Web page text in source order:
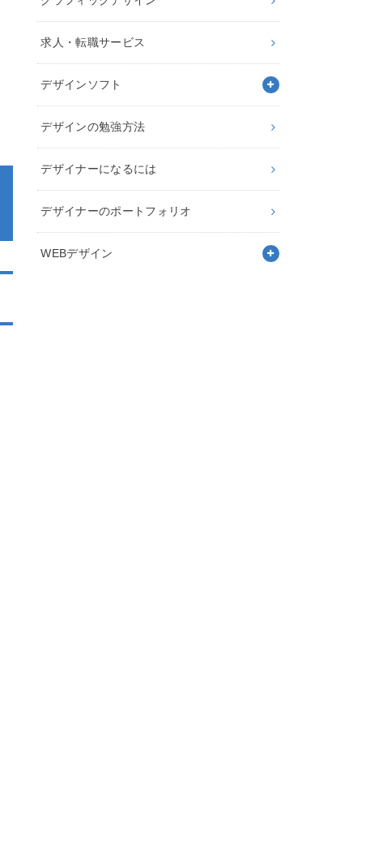
求人・転職サービス
デザインソフト
デザインの勉強方法
デザイナーになるには
デザイナーのポートフォリオ
WEBデザイン